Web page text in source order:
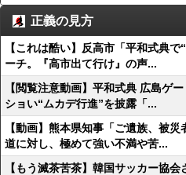
正義の見方
【これは酷い】反高市「平和式典
ーチ。『高市出て行け』の声...
【閲覧注意動画】平和式典 広島ゲ
ショい“ムカデ行進”を披露「...
【動画】熊本県知事「ご遺族、被
道に対し、極めて強い不満や苦...
【もう滅茶苦茶】韓国サッカー協会